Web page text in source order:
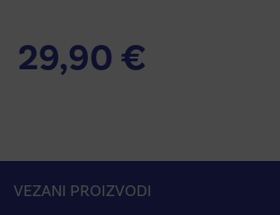
29,90 €
VEZANI PROIZVODI